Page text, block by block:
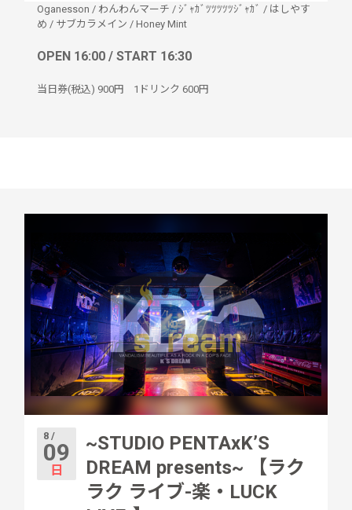
Oganesson / わんわんマーチ / ｼﾞｬｶﾞﾂﾂﾂﾂﾂｼﾞｬｶﾞ / はしやす
め / サブカラメイン / Honey Mint
OPEN 16:00 / START 16:30
当日券(税込) 900円 1ドリンク 600円
8 /
09
日
~STUDIO PENTAxK’S
DREAM presents~ 【ラク
ラク ライブ-楽・LUCK